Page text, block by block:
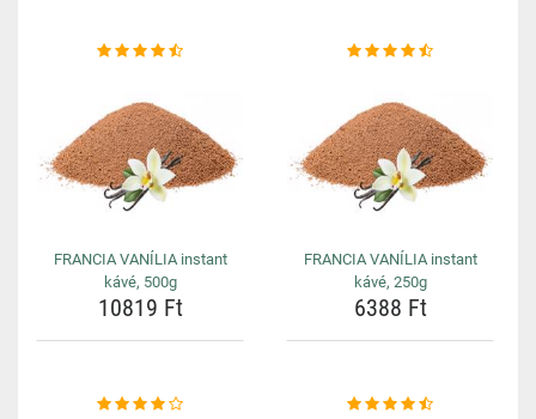
FRANCIA VANÍLIA instant
kávé, 500g
10819 Ft
FRANCIA VANÍLIA instant
kávé, 250g
6388 Ft